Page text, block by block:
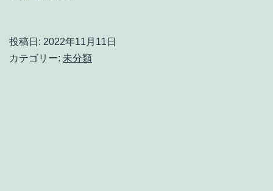
投稿日: 2022年11月11日
カテゴリー: 未分類